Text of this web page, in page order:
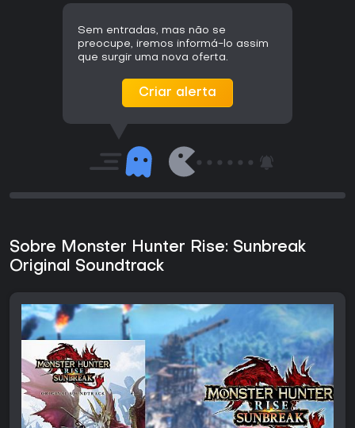
Sem entradas, mas não se
preocupe, iremos informá-lo assim
que surgir uma nova oferta.
Criar alerta
Sobre Monster Hunter Rise: Sunbreak
Original Soundtrack